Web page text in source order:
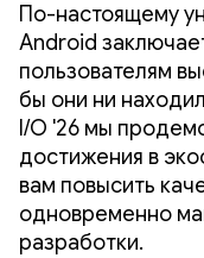
По-настоящему
Android
пользователям
бы они ни
I/O '26 мы
достижения в
вам повысить
одновременно
разработки.